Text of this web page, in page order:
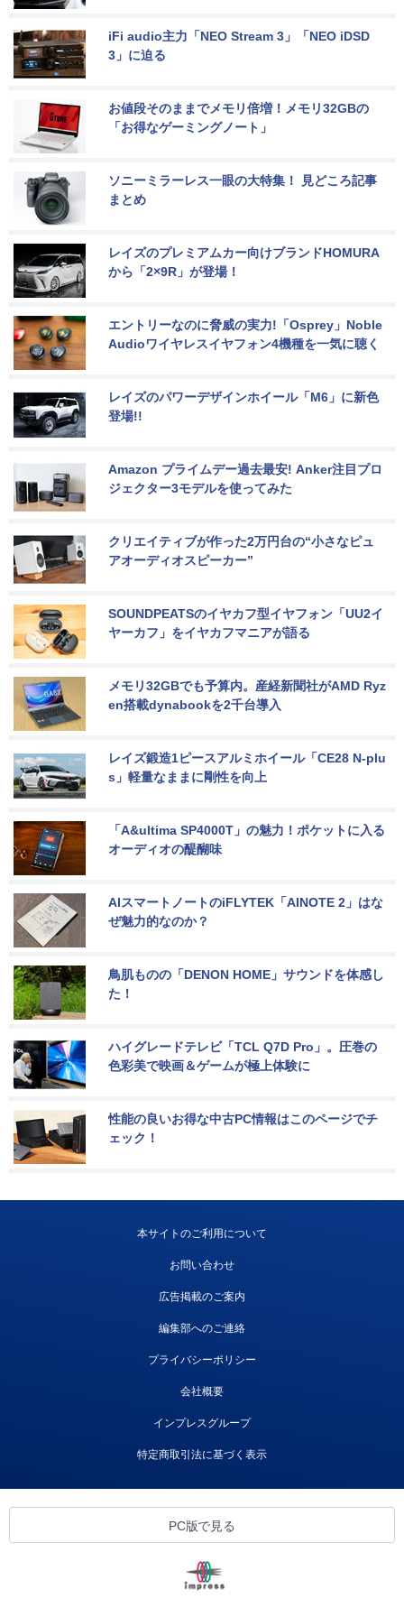
iFi audio主力「NEO Stream 3」「NEO iDSD
3」に迫る
お値段そのままでメモリ倍増！メモリ32GBの
「お得なゲーミングノート」
ソニーミラーレス一眼の大特集！ 見どころ記事
まとめ
レイズのプレミアムカー向けブランドHOMURA
から「2×9R」が登場！
エントリーなのに脅威の実力!「Osprey」Noble
Audioワイヤレスイヤフォン4機種を一気に聴く
レイズのパワーデザインホイール「M6」に新色
登場!!
Amazon プライムデー過去最安! Anker注目プロ
ジェクター3モデルを使ってみた
クリエイティブが作った2万円台の“小さなピュ
アオーディオスピーカー”
SOUNDPEATSのイヤカフ型イヤフォン「UU2イ
ヤーカフ」をイヤカフマニアが語る
メモリ32GBでも予算内。産経新聞社がAMD Ryz
en搭載dynabookを2千台導入
レイズ鍛造1ピースアルミホイール「CE28 N-plu
s」軽量なままに剛性を向上
「A&ultima SP4000T」の魅力！ポケットに入る
オーディオの醍醐味
AIスマートノートのiFLYTEK「AINOTE 2」はな
ぜ魅力的なのか？
鳥肌ものの「DENON HOME」サウンドを体感し
た！
ハイグレードテレビ「TCL Q7D Pro」。圧巻の
色彩美で映画＆ゲームが極上体験に
性能の良いお得な中古PC情報はこのページでチ
ェック！
本サイトのご利用について
お問い合わせ
広告掲載のご案内
編集部へのご連絡
プライバシーポリシー
会社概要
インプレスグループ
特定商取引法に基づく表示
PC版で見る